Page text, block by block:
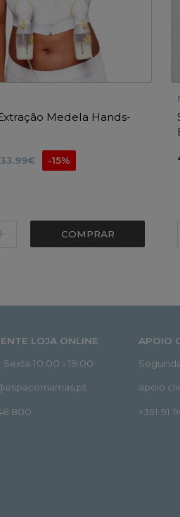
Medela Hands-
33.99€ -15%
COMPRAR
LOJA ONLINE
10:00 › 19:00
800
APOIO
+351 91